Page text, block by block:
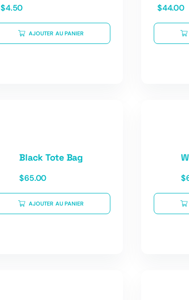
$4.50
AJOUTER AU PANIER
$44.00
Black Tote Bag
$65.00
AJOUTER AU PANIER
$